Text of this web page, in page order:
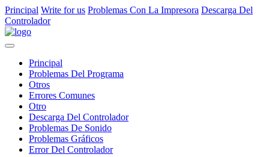
Principal Write for us Problemas Con La Impresora Descarga Del
Controlador
Principal
Problemas Del Programa
Otros
Errores Comunes
Otro
Descarga Del Controlador
Problemas De Sonido
Problemas Gráficos
Error Del Controlador